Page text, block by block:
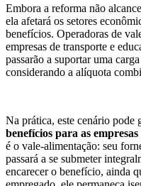
Embora a reforma não
ela afetará os setores
benefícios. Operadoras de
empresas de transporte e
passarão a suportar uma
considerando a alíquota
Na prática, este cenário pode
benefícios para as
é o vale-alimentação: seu
passará a se submeter
encarecer o benefício, ainda